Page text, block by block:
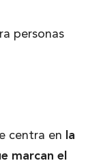
personas
centra en
la
marcan el